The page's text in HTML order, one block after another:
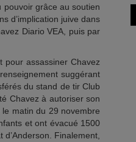
pouvoir grâce au soutien
d’implication juive dans
Diario VEA, puis par
pour assassiner Chavez
suggérant
du stand de tir Club
Chavez à autoriser son
le matin du 29 novembre
et ont évacué 1500
Finalement,